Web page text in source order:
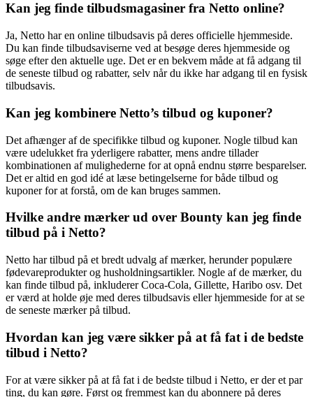
Kan jeg finde tilbudsmagasiner fra Netto online?
Ja, Netto har en online tilbudsavis på deres officielle hjemmeside.
Du kan finde tilbudsaviserne ved at besøge deres hjemmeside og
søge efter den aktuelle uge. Det er en bekvem måde at få adgang til
de seneste tilbud og rabatter, selv når du ikke har adgang til en fysisk
tilbudsavis.
Kan jeg kombinere Netto’s tilbud og kuponer?
Det afhænger af de specifikke tilbud og kuponer. Nogle tilbud kan
være udelukket fra yderligere rabatter, mens andre tillader
kombinationen af mulighederne for at opnå endnu større besparelser.
Det er altid en god idé at læse betingelserne for både tilbud og
kuponer for at forstå, om de kan bruges sammen.
Hvilke andre mærker ud over Bounty kan jeg finde
tilbud på i Netto?
Netto har tilbud på et bredt udvalg af mærker, herunder populære
fødevareprodukter og husholdningsartikler. Nogle af de mærker, du
kan finde tilbud på, inkluderer Coca-Cola, Gillette, Haribo osv. Det
er værd at holde øje med deres tilbudsavis eller hjemmeside for at se
de seneste mærker på tilbud.
Hvordan kan jeg være sikker på at få fat i de bedste
tilbud i Netto?
For at være sikker på at få fat i de bedste tilbud i Netto, er der et par
ting, du kan gøre. Først og fremmest kan du abonnere på deres